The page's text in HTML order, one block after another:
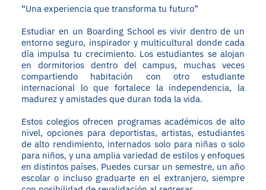
“Una experiencia que transforma tu futuro”
Estudiar en un Boarding School es vivir dentro de un
entorno seguro, inspirador y multicultural donde cada
día impulsa tu crecimiento. Los estudiantes se alojan
en dormitorios dentro del campus, muchas veces
compartiendo habitación con otro estudiante
internacional lo que fortalece la independencia, la
madurez y amistades que duran toda la vida.
Estos colegios ofrecen programas académicos de alto
nivel, opciones para deportistas, artistas, estudiantes
de alto rendimiento, internados solo para niñas o solo
para niños, y una amplia variedad de estilos y enfoques
en distintos países. Puedes cursar un semestre, un año
escolar o incluso graduarte en el extranjero, siempre